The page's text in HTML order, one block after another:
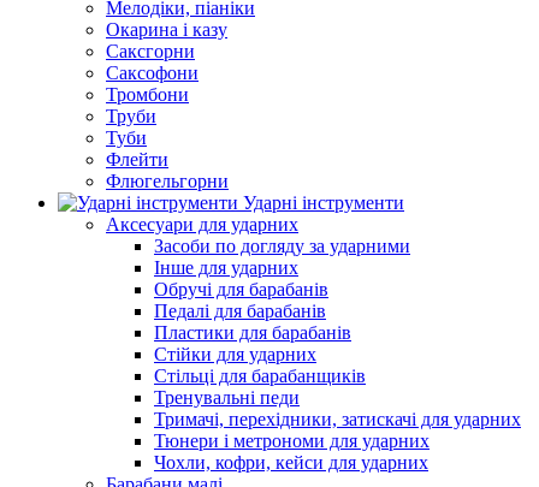
Мелодіки, піаніки
Окарина і казу
Саксгорни
Саксофони
Тромбони
Труби
Туби
Флейти
Флюгельгорни
Ударні інструменти
Аксесуари для ударних
Засоби по догляду за ударними
Інше для ударних
Обручі для барабанів
Педалі для барабанів
Пластики для барабанів
Стійки для ударних
Стільці для барабанщиків
Тренувальні педи
Тримачі, перехідники, затискачі для ударних
Тюнери і метрономи для ударних
Чохли, кофри, кейси для ударних